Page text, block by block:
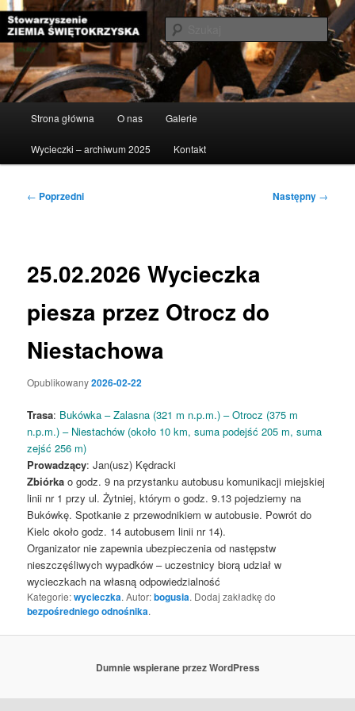
Przeskocz
do
tekstu
Stowarzyszenie Ziemia
Świętokrzyska
Strona główna O nas Galerie
Wycieczki – archiwum 2025 Kontakt
Nawigacja
← Poprzedni Następny →
25.02.2026 Wycieczka
piesza przez Otrocz do
Niestachowa
Opublikowany2026-02-22
Trasa: Bukówka – Zalasna (321 m n.p.m.) – Otrocz (375 m
n.p.m.) – Niestachów (około 10 km, suma podejść 205 m, suma
zejść 256 m)
Prowadzący: Jan(usz) Kędracki
Zbiórka o godz. 9 na przystanku autobusu komunikacji miejskiej
linii nr 1 przy ul. Żytniej, którym o godz. 9.13 pojedziemy na
Bukówkę. Spotkanie z przewodnikiem w autobusie. Powrót do
Kielc około godz. 14 autobusem linii nr 14).
Organizator nie zapewnia ubezpieczenia od następstw
nieszczęśliwych wypadków – uczestnicy biorą udział w
wycieczkach na własną odpowiedzialność
Kategorie:wycieczka. Autor:bogusia. Dodaj zakładkę do
bezpośredniego odnośnika.
Dumnie wspierane przez WordPress